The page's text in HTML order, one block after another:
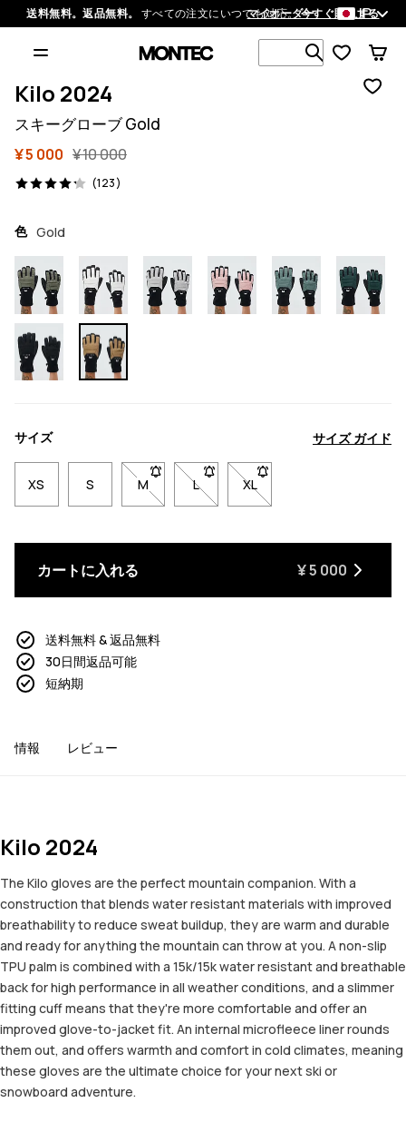
送料無料。返品無料。 すべての注文にいつでも対応。今すぐ購入する
マイオーダー JP
1 000以上
Kilo 2024
スキーグローブ Gold
¥ 5 000 ¥ 10 000
(123)
123 レビュー, 4.2/5
色 Gold
サイズ サイズ ガイド
XS S M- サイズMは在庫切れです。在庫が戻ったと
L- サイズLは在庫切れです。在庫が
XL- サイズXLは在庫切れです
カートに入れる ¥ 5 000
送料無料 & 返品無料
30日間返品可能
短納期
情報 レビュー
Kilo 2024
The Kilo gloves are the perfect mountain companion. With a
construction that blends water resistant materials with improved
breathability to reduce sweat buildup, they are warm and durable
and ready for anything the mountain can throw at you. A non-slip
TPU palm is combined with a 15k/15k water resistant and breathable
back for high performance in all weather conditions, and a slimmer
fitting cuff means that they're more comfortable and offer an
improved glove-to-jacket fit. An internal microfleece liner rounds
them out, and offers warmth and comfort in cold climates, meaning
these gloves are the ultimate choice for your next ski or
snowboard adventure.